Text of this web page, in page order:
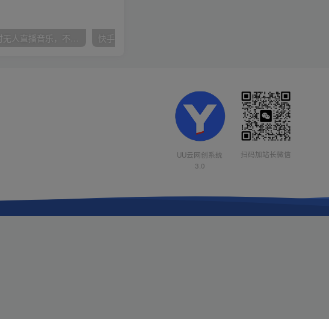
抖音24小时无人直播音乐，不违规，不封号纯撸音浪，小白实操当天日入1000+
UU云网创系统
3.0
扫码加站长微信